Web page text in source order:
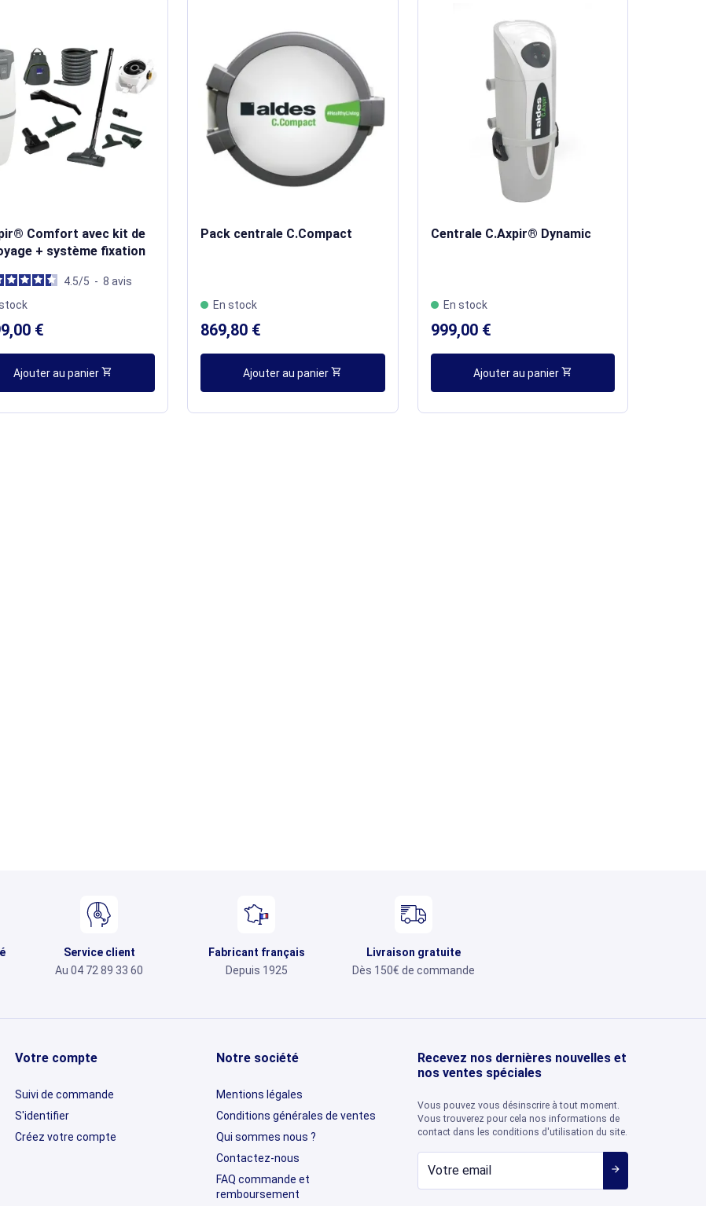
Comfort avec kit de
+ système fixation
4.5/5 - 8 avis
€
Ajouter au panier shopping_cart
Pack centrale C.Compact
En stock
869,80 €
Ajouter au panier shopping_cart
Centrale C.Axpir® Dynamic
En stock
999,00 €
Ajouter au panier shopping_cart
Service client
Au 04 72 89 33 60
Fabricant français
Depuis 1925
Livraison gratuite
Dès 150€ de commande
Votre compte
Suivi de commande
S'identifier
Créez votre compte
Notre société
Mentions légales
Conditions générales de ventes
Qui sommes nous ?
Contactez-nous
FAQ commande et
remboursement
Recevez nos dernières nouvelles et
nos ventes spéciales
Vous pouvez vous désinscrire à tout moment.
Vous trouverez pour cela nos informations de
contact dans les conditions d'utilisation du site.
arrow_forward